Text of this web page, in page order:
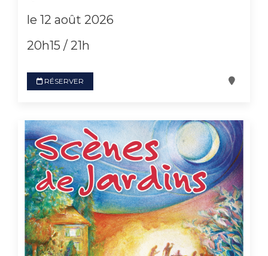
le 12 août 2026
20h15 / 21h
RÉSERVER